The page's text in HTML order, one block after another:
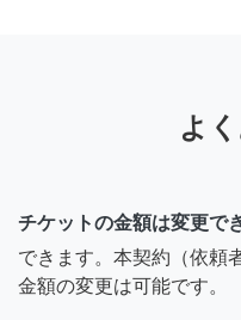
よ
チケットの金額は変更で
できます。本契約（依頼
金額の変更は可能です。